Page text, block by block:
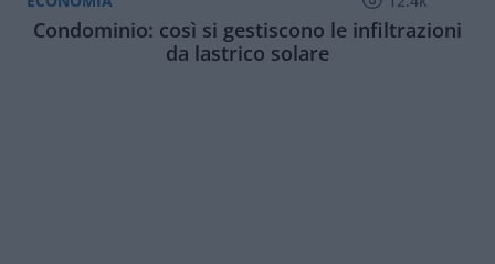
Condominio: così si gestiscono le infiltrazioni
da lastrico solare